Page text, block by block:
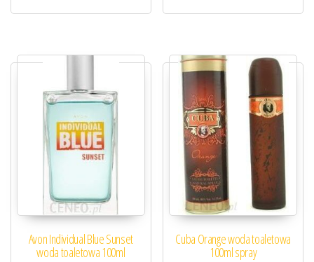
Avon Individual Blue Sunset
woda toaletowa 100ml
Cuba Orange woda toaletowa
100ml spray